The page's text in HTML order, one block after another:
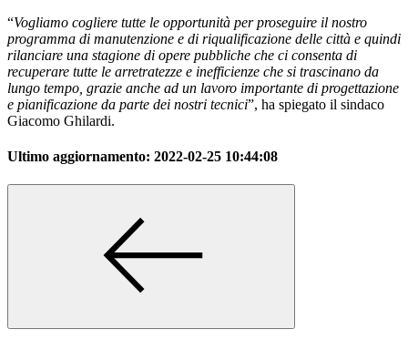
“Vogliamo cogliere tutte le opportunità per proseguire il nostro
programma di manutenzione e di riqualificazione delle città e quindi
rilanciare una stagione di opere pubbliche che ci consenta di
recuperare tutte le arretratezze e inefficienze che si trascinano da
lungo tempo, grazie anche ad un lavoro importante di progettazione
e pianificazione da parte dei nostri tecnici”, ha spiegato il sindaco
Giacomo Ghilardi.
Ultimo aggiornamento: 2022-02-25 10:44:08